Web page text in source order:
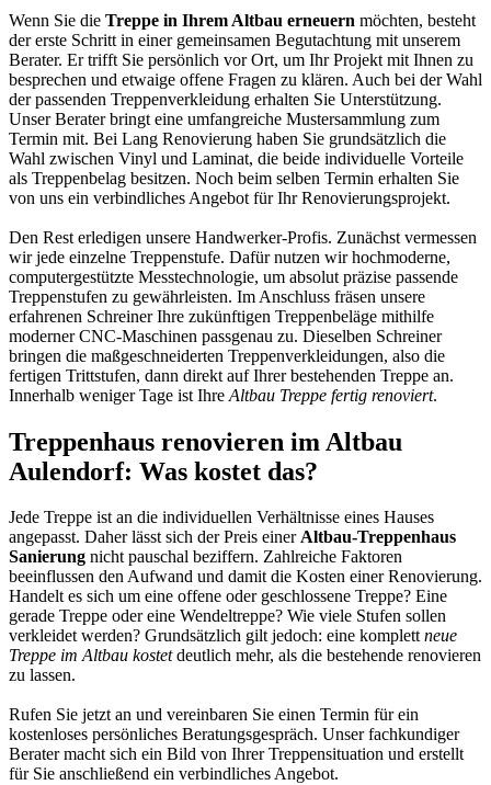
Wenn Sie die Treppe in Ihrem Altbau erneuern möchten, besteht
der erste Schritt in einer gemeinsamen Begutachtung mit unserem
Berater. Er trifft Sie persönlich vor Ort, um Ihr Projekt mit Ihnen zu
besprechen und etwaige offene Fragen zu klären. Auch bei der Wahl
der passenden Treppenverkleidung erhalten Sie Unterstützung.
Unser Berater bringt eine umfangreiche Mustersammlung zum
Termin mit. Bei Lang Renovierung haben Sie grundsätzlich die
Wahl zwischen Vinyl und Laminat, die beide individuelle Vorteile
als Treppenbelag besitzen. Noch beim selben Termin erhalten Sie
von uns ein verbindliches Angebot für Ihr Renovierungsprojekt.
Den Rest erledigen unsere Handwerker-Profis. Zunächst vermessen
wir jede einzelne Treppenstufe. Dafür nutzen wir hochmoderne,
computergestützte Messtechnologie, um absolut präzise passende
Treppenstufen zu gewährleisten. Im Anschluss fräsen unsere
erfahrenen Schreiner Ihre zukünftigen Treppenbeläge mithilfe
moderner CNC-Maschinen passgenau zu. Dieselben Schreiner
bringen die maßgeschneiderten Treppenverkleidungen, also die
fertigen Trittstufen, dann direkt auf Ihrer bestehenden Treppe an.
Innerhalb weniger Tage ist Ihre Altbau Treppe fertig renoviert.
Treppenhaus renovieren im Altbau
Aulendorf: Was kostet das?
Jede Treppe ist an die individuellen Verhältnisse eines Hauses
angepasst. Daher lässt sich der Preis einerAltbau-Treppenhaus
Sanierung nicht pauschal beziffern. Zahlreiche Faktoren
beeinflussen den Aufwand und damit die Kosten einer Renovierung.
Handelt es sich um eine offene oder geschlossene Treppe? Eine
gerade Treppe oder eine Wendeltreppe? Wie viele Stufen sollen
verkleidet werden? Grundsätzlich gilt jedoch: eine komplettneue
Treppe im Altbau kostetdeutlich mehr, als die bestehende renovieren
zu lassen.
Rufen Sie jetzt an und vereinbaren Sie einen Termin für ein
kostenloses persönliches Beratungsgespräch. Unser fachkundiger
Berater macht sich ein Bild von Ihrer Treppensituation und erstellt
für Sie anschließend ein verbindliches Angebot.